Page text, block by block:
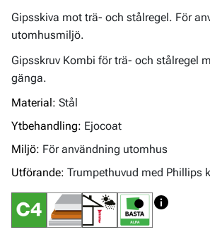
Gipsskiva mot trä- och stålregel. För
utomhusmiljö.
Gipsskruv Kombi för trä- och stålregel
gänga.
Material: Stål
Ytbehandling: Ejocoat
Miljö: För användning utomhus
Utförande: Trumpethuvud med Phillips